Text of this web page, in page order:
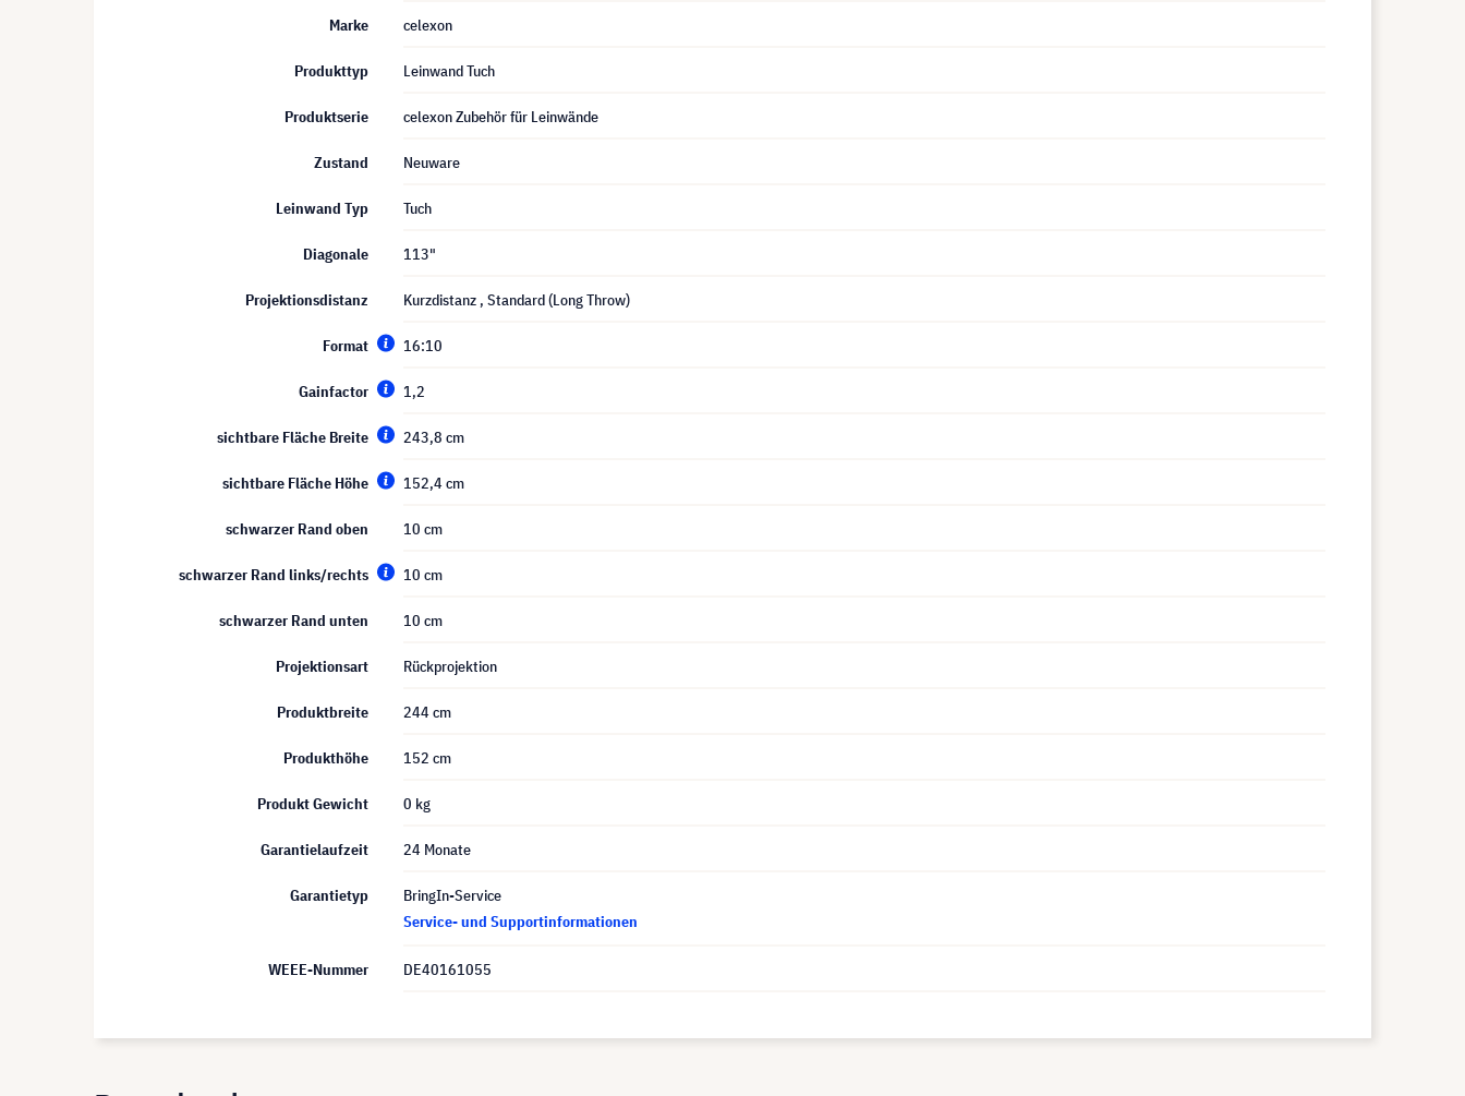
Marke celexon
Produkttyp Leinwand Tuch
Produktserie celexon Zubehör für Leinwände
Zustand Neuware
Leinwand Typ Tuch
Diagonale 113"
Projektionsdistanz Kurzdistanz , Standard (Long Throw)
Format 16:10
Gainfactor 1,2
sichtbare Fläche Breite 243,8 cm
sichtbare Fläche Höhe 152,4 cm
schwarzer Rand oben 10 cm
schwarzer Rand links/rechts 10 cm
schwarzer Rand unten 10 cm
Projektionsart Rückprojektion
Produktbreite 244 cm
Produkthöhe 152 cm
Produkt Gewicht 0 kg
Garantielaufzeit 24 Monate
Garantietyp
BringIn-Service
Service- und Supportinformationen
WEEE-Nummer DE40161055